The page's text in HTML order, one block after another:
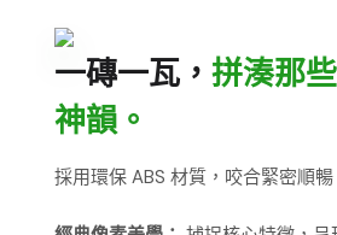
一磚一瓦， 拼湊那
神韻。
採用環保 ABS 材質，咬合緊密順暢